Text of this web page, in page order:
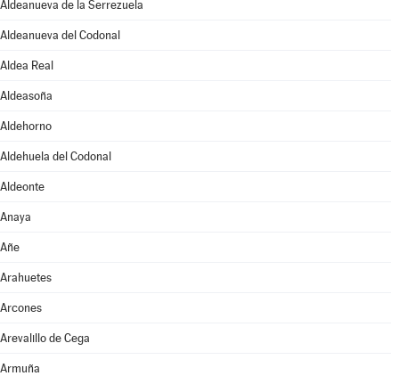
Aldeanueva de la Serrezuela
Aldeanueva del Codonal
Aldea Real
Aldeasoña
Aldehorno
Aldehuela del Codonal
Aldeonte
Anaya
Añe
Arahuetes
Arcones
Arevalillo de Cega
Armuña